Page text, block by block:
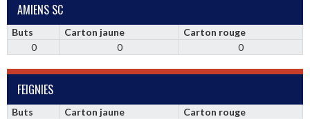
AMIENS SC
Buts Carton jaune
Carton rouge
0
0 0
FEIGNIES
Buts Carton jaune
Carton rouge